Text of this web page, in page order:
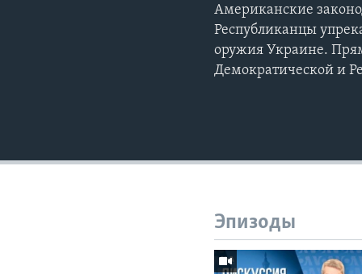
Американские
Республиканцы
оружия Украине.
Демократической и
Эпизоды